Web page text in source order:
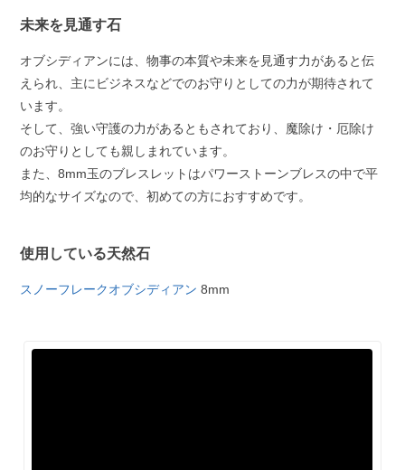
未来を見通す石
オブシディアンには、物事の本質や未来を見通す力があると伝
えられ、主にビジネスなどでのお守りとしての力が期待されて
います。
そして、強い守護の力があるともされており、魔除け・厄除け
のお守りとしても親しまれています。
また、8mm玉のブレスレットはパワーストーンブレスの中で平
均的なサイズなので、初めての方におすすめです。
使用している天然石
スノーフレークオブシディアン 8mm